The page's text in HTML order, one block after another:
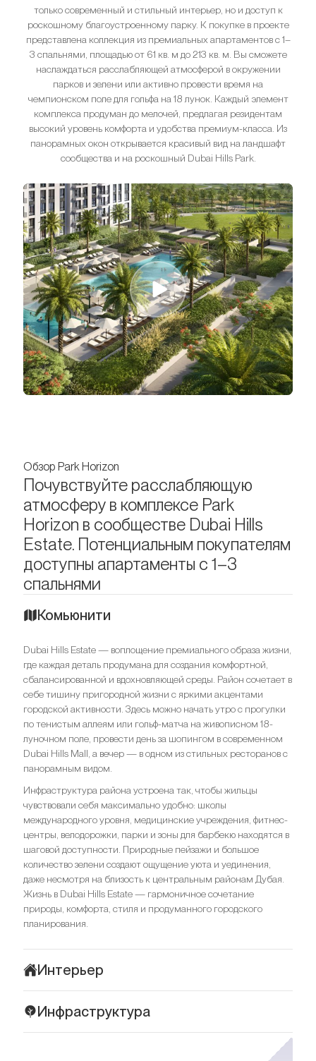
только современный и стильный интерьер, но и доступ к
роскошному благоустроенному парку. К покупке в проекте
представлена коллекция из премиальных апартаментов с 1–
3 спальнями, площадью от 61 кв. м до 213 кв. м. Вы сможете
наслаждаться расслабляющей атмосферой в окружении
парков и зелени или активно провести время на
чемпионском поле для гольфа на 18 лунок. Каждый элемент
комплекса продуман до мелочей, предлагая резидентам
высокий уровень комфорта и удобства премиум-класса. Из
панорамных окон открывается красивый вид на ландшафт
сообщества и на роскошный Dubai Hills Park.
Обзор Park Horizon
Почувствуйте расслабляющую
атмосферу в комплексе Park
Horizon в сообществе Dubai Hills
Estate. Потенциальным покупателям
доступны апартаменты с 1–3
спальнями
Комьюнити
Dubai Hills Estate — воплощение премиального образа жизни,
где каждая деталь продумана для создания комфортной,
сбалансированной и вдохновляющей среды. Район сочетает в
себе тишину пригородной жизни с яркими акцентами
городской активности. Здесь можно начать утро с прогулки
по тенистым аллеям или гольф-матча на живописном 18-
луночном поле, провести день за шопингом в современном
Dubai Hills Mall, а вечер — в одном из стильных ресторанов с
панорамным видом.
Инфраструктура района устроена так, чтобы жильцы
чувствовали себя максимально удобно: школы
международного уровня, медицинские учреждения, фитнес-
центры, велодорожки, парки и зоны для барбекю находятся в
шаговой доступности. Природные пейзажи и большое
количество зелени создают ощущение уюта и уединения,
даже несмотря на близость к центральным районам Дубая.
Жизнь в Dubai Hills Estate — гармоничное сочетание
природы, комфорта, стиля и продуманного городского
планирования.
Интерьер
современного дизайна, функциональности и изысканной
Инфраструктура
престижных сообществ Дубая — Dubai Hills Estate, входящем